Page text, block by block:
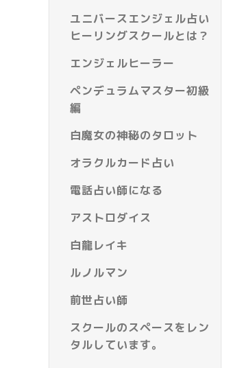
ユニバースエンジェル占い
ヒーリングスクールとは？
エンジェルヒーラー
ペンデュラムマスター初級
編
白魔女の神秘のタロット
オラクルカード占い
電話占い師になる
アストロダイス
白龍レイキ
ルノルマン
前世占い師
スクールのスペースをレン
タルしています。